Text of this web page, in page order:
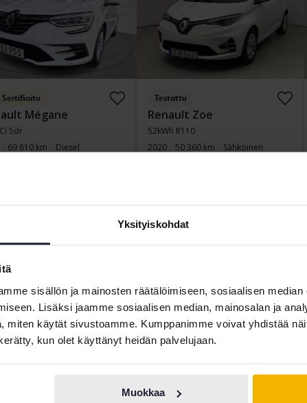
Yksityiskohdat
sisällön ja mainosten räätälöimiseen, sosiaalisen
Lisäksi jaamme sosiaalisen median, mainosalan ja
miten käytät sivustoamme. Kumppanimme voivat yhdistää
kun olet käyttänyt heidän palvelujaan.
Muokkaa
Sertifioitu
Mégane
5dr
69 810 km
Diesel
Testattu
Renault Zoe
52kWh R110
2020
50 360 km
Sähköinen
Sertifioitu